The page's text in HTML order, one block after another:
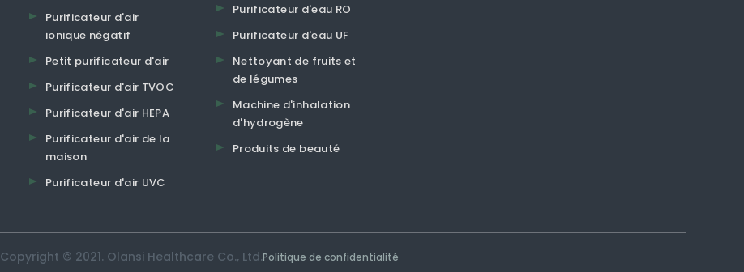
Purificateur d'air
ionique négatif
Petit purificateur d'air
Purificateur d'air TVOC
Purificateur d'air HEPA
Purificateur d'air de la
maison
Purificateur d'air UVC
Purificateur d'eau RO
Purificateur d'eau UF
Nettoyant de fruits et
de légumes
Machine d'inhalation
d'hydrogène
Produits de beauté
Copyright © 2021. Olansi Healthcare Co., Ltd.Politique de confidentialité